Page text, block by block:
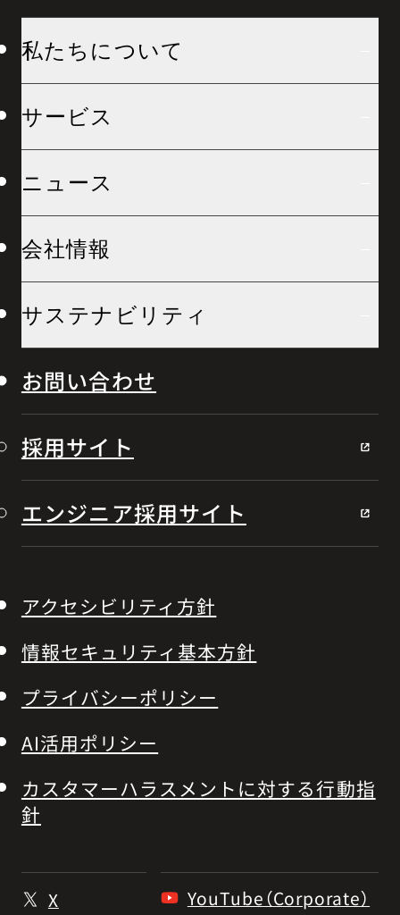
私たちについて
サービス
ニュース
会社情報
サステナビリティ
お問い合わせ
採用サイト
エンジニア採用サイト
アクセシビリティ方針
情報セキュリティ基本方針
プライバシーポリシー
AI活用ポリシー
カスタマーハラスメントに対する行動指
針
X
YouTube（Corporate）